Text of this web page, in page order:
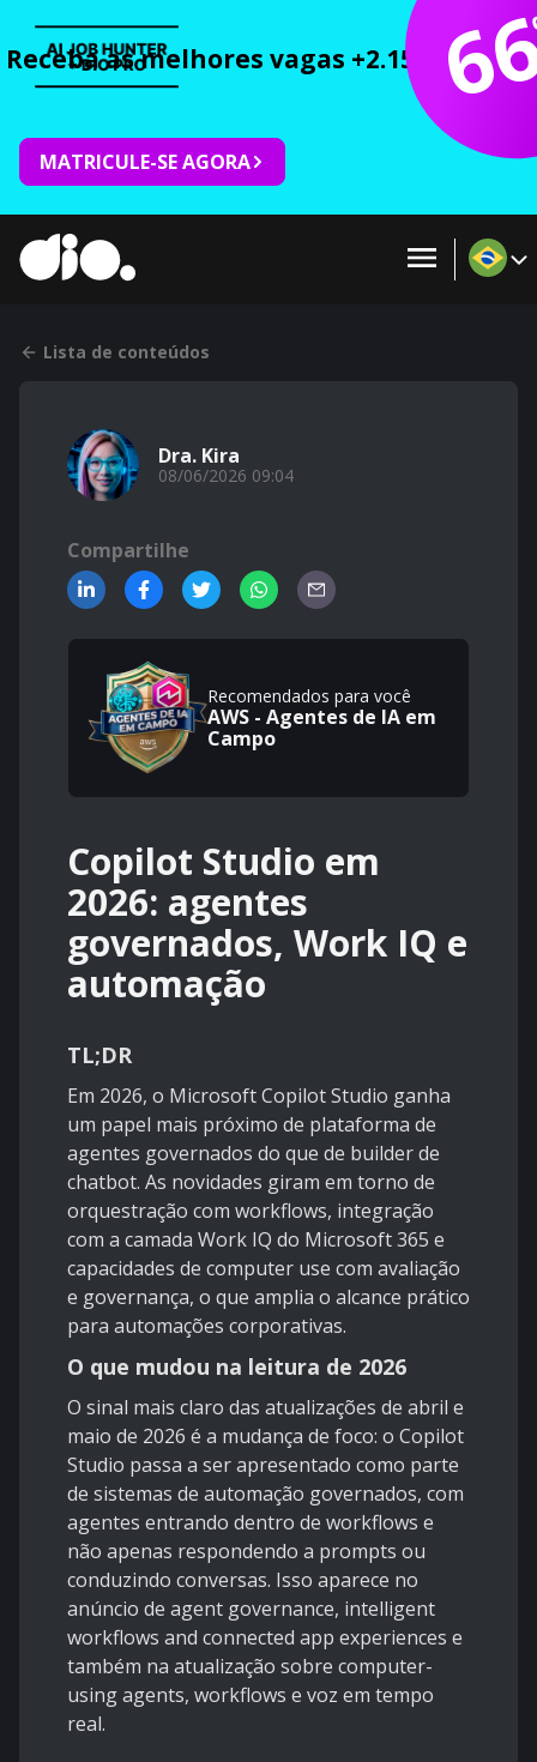
Receba as melhores vagas +2.150 cursos
MATRICULE-SE AGORA
Lista de conteúdos
Dra. Kira
08/06/2026 09:04
Compartilhe
Recomendados para você
AWS - Agentes de IA em
Campo
Copilot Studio em
2026: agentes
governados, Work IQ e
automação
TL;DR
Em 2026, o Microsoft Copilot Studio ganha
um papel mais próximo de plataforma de
agentes governados do que de builder de
chatbot. As novidades giram em torno de
orquestração com workflows, integração
com a camada Work IQ do Microsoft 365 e
capacidades de computer use com avaliação
e governança, o que amplia o alcance prático
para automações corporativas.
O que mudou na leitura de 2026
O sinal mais claro das atualizações de abril e
maio de 2026 é a mudança de foco: o Copilot
Studio passa a ser apresentado como parte
de sistemas de automação governados, com
agentes entrando dentro de workflows e
não apenas respondendo a prompts ou
conduzindo conversas. Isso aparece no
anúncio de agent governance, intelligent
workflows and connected app experiences e
também na atualização sobre computer-
using agents, workflows e voz em tempo
real.